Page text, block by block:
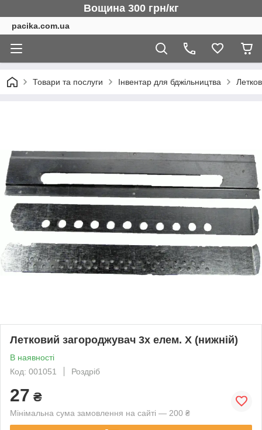
Вощина 300 грн/кг
pacika.com.ua
Товари та послуги Інвентар для бджільництва
Летковий загороджувач 3х елем. Х (нижній)
В наявності
Код: 001051
Роздріб
27 ₴
Мінімальна сума замовлення на сайті — 200 ₴